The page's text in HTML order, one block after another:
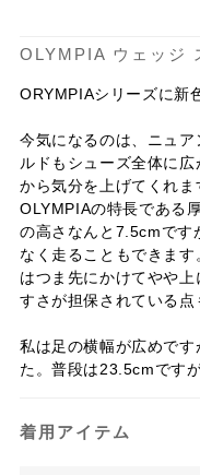
OLYMPIA ウェッジ
ORYMPIAシリーズに新
今気になるのは、ニュ
ルドもシューズ全体に
から気分を上げてくれま
OLYMPIAの特長である
の高さなんと7.5cmです
なく走ることもできま
はつま先にかけてやや
すさが担保されている点
私は足の横幅が広めで
た。普段は23.5cmです
着用アイテム